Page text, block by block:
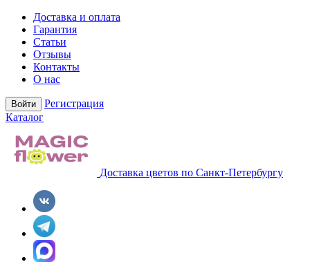
Доставка и оплата
Гарантия
Статьи
Отзывы
Контакты
О нас
Войти
Регистрация
Каталог
Доставка цветов по Санкт-Петербургу